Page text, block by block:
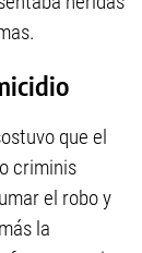
que el
criminis
el robo y
la